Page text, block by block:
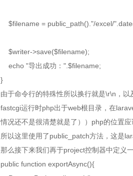
$filename = public_path()."/excel/
$writer->save($filename);
echo "导出成功：".$filename;
}
由于命令行的特殊性所以换行就是\r\n，
fastcgi运行时php出于web根目录，在
情况还不是很清楚就是了））php的位置应
所以这里使用了public_patch方法，这是
那么接下来我们再于project控制器中定义
public function exportAsync(){